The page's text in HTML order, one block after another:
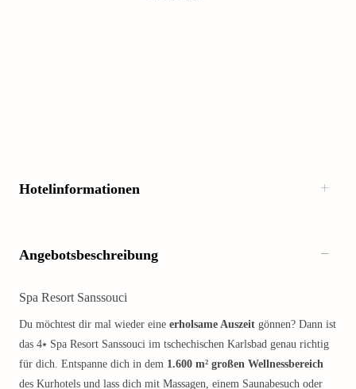
Hotelinformationen
Angebotsbeschreibung
Spa Resort Sanssouci
Du möchtest dir mal wieder eine erholsame Auszeit gönnen? Dann ist
das 4⭑ Spa Resort Sanssouci im tschechischen Karlsbad genau richtig
für dich. Entspanne dich in dem 1.600 m² großen Wellnessbereich
des Kurhotels und lass dich mit Massagen, einem Saunabesuch oder